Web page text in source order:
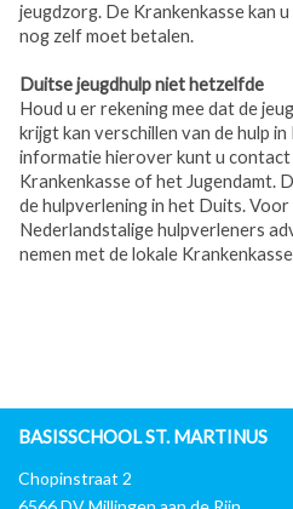
jeugdzorg. De Krankenkasse kan
nog zelf moet betalen.
Duitse jeugdhulp niet hetzelfde
Houd u er rekening mee dat de
krijgt kan verschillen van de hulp
informatie hierover kunt u contact
Krankenkasse of het Jugendamt.
de hulpverlening in het Duits. Voor
Nederlandstalige hulpverleners
nemen met de lokale
BASISSCHOOL ST. MARTINUS
Chopinstraat 2